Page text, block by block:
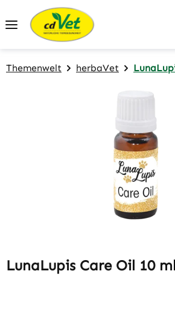
Zum Hauptinhalt springen
Themenwelt herbaVet
LunaLupis Care Oil 10